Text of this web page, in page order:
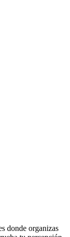
donde organizas